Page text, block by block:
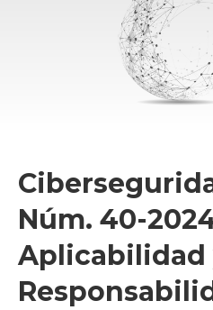
Núm. 40-
Aplicabilidad